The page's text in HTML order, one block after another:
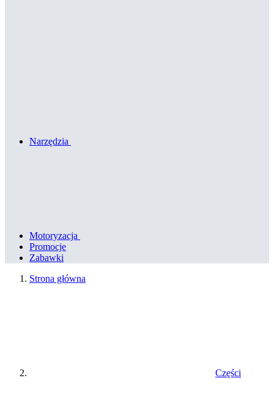
Narzędzia
Motoryzacja
Promocje
Zabawki
Strona główna
Części